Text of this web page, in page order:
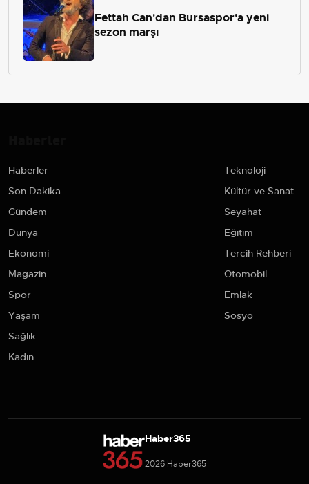
Fettah Can'dan Bursaspor'a yeni
sezon marşı
Haberler
Son Dakika
Gündem
Dünya
Ekonomi
Magazin
Spor
Yaşam
Sağlık
Kadın
Teknoloji
Kültür ve Sanat
Seyahat
Eğitim
Tercih Rehberi
Otomobil
Emlak
Sosyo
Haber365
2026 Haber365